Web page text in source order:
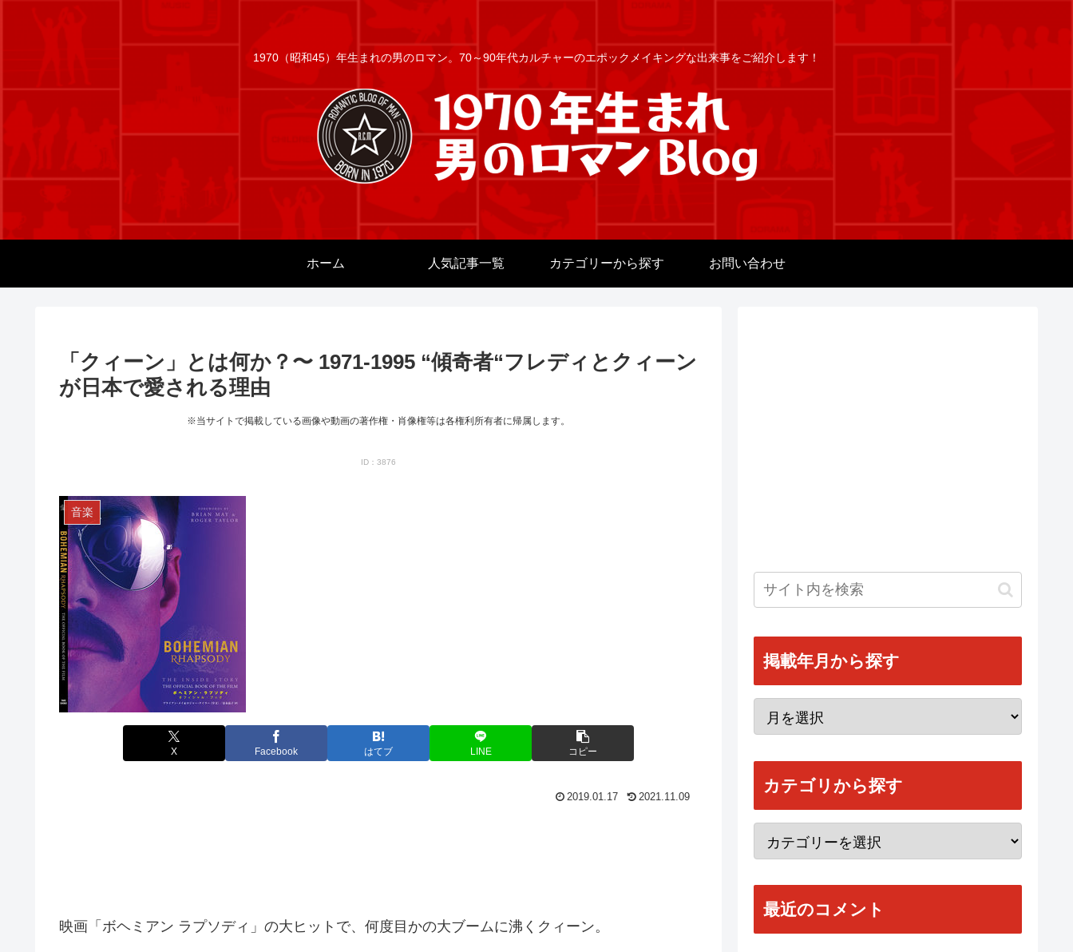
1970（昭和45）年生まれの男のロマン。70～90年代カルチャーのエポックメイキングな出来事をご紹介します！
ホーム 人気記事一覧 カテゴリーから探す お問い合わせ
「クィーン」とは何か？〜 1971-1995 “傾奇者“フレディとクィーン
が日本で愛される理由
※当サイトで掲載している画像や動画の著作権・肖像権等は各権利所有者に帰属します。
ID：3876
音楽
X Facebook はてブ LINE コピー
2019.01.17 2021.11.09
映画「ボヘミアン ラプソディ」の大ヒットで、何度目かの大ブームに沸くクィーン。
掲載年月から探す
カテゴリから探す
最近のコメント